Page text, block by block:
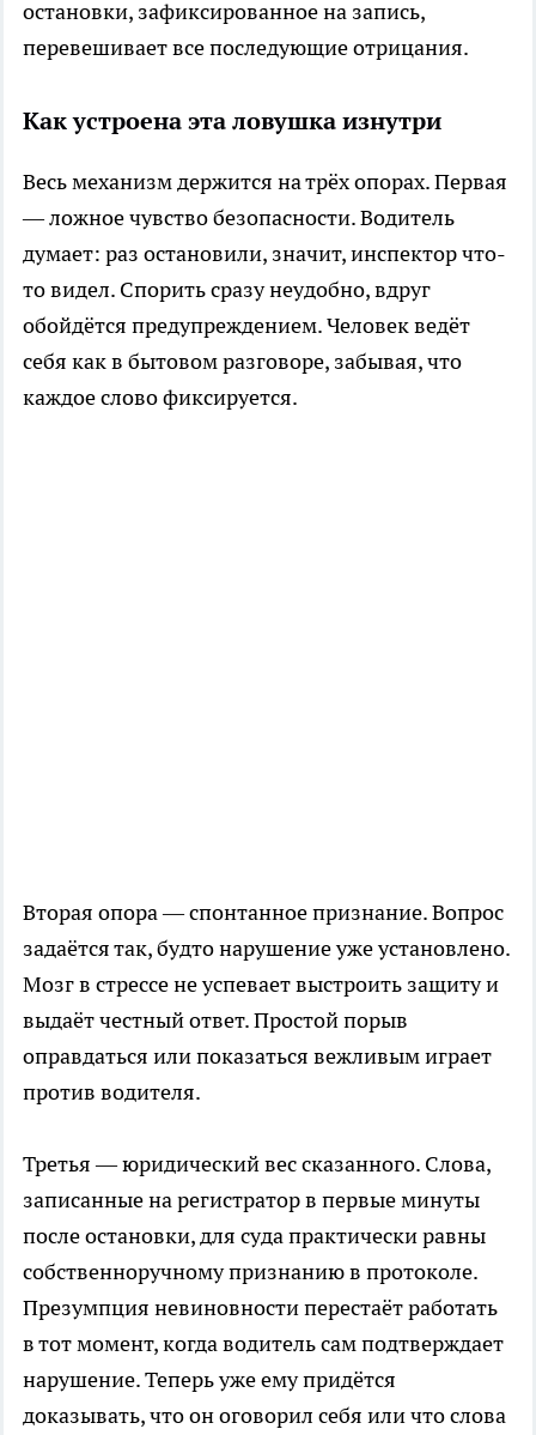
остановки, зафиксированное на запись,
перевешивает все последующие отрицания.
Как устроена эта ловушка изнутри
Весь механизм держится на трёх опорах. Первая
— ложное чувство безопасности. Водитель
думает: раз остановили, значит, инспектор что-
то видел. Спорить сразу неудобно, вдруг
обойдётся предупреждением. Человек ведёт
себя как в бытовом разговоре, забывая, что
каждое слово фиксируется.
Вторая опора — спонтанное признание. Вопрос
задаётся так, будто нарушение уже установлено.
Мозг в стрессе не успевает выстроить защиту и
выдаёт честный ответ. Простой порыв
оправдаться или показаться вежливым играет
против водителя.
Третья — юридический вес сказанного. Слова,
записанные на регистратор в первые минуты
после остановки, для суда практически равны
собственноручному признанию в протоколе.
Презумпция невиновности перестаёт работать
в тот момент, когда водитель сам подтверждает
нарушение. Теперь уже ему придётся
доказывать, что он оговорил себя или что слова